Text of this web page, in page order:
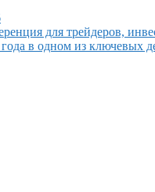
для трейдеров,
в одном из ключевых